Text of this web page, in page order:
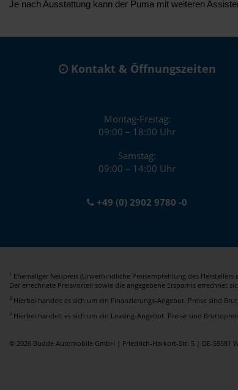
Je nach Ausstattung kann der Puma mit weiteren
Kontakt & Öffnungszeiten
Montag-Freitag:
09:00 – 18:00 Uhr
Samstag:
09:00 – 14:00 Uhr
+49 (0) 2902 9780 -0
1
Ehemaliger Neupreis (Unverbindliche Preisempfehlung des Herstellers
Der errechnete Preisvorteil sowie die angegebene Ersparnis errechnet
2 Hierbei handelt es sich um ein Finanzierungs-Angebot. Preise sind
3 Hierbei handelt es sich um ein Leasing-Angebot. Preise sind
© 2026 Budde Automobile GmbH | Friedrich-Harkort-Str. 5 | DE-59581